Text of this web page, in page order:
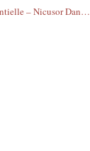
RoumanIE : Election présidentielle – Nicusor Dan le nouveau Président !